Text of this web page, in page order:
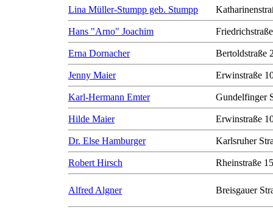
Lina Müller-Stumpp geb. Stumpp
Hans "Arno" Joachim
Erna Dornacher Bertoldstraße
Jenny Maier Erwinstraße
Karl-Hermann Emter Gundelfinger
Hilde Maier Erwinstraße
Dr. Else Hamburger Karlsruher
Robert Hirsch Rheinstraße 15
Alfred Algner Breisgauer